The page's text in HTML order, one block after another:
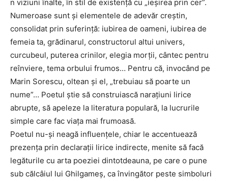
n viziuni înalte, în stil de existență cu „ieșirea prin cer”.
Numeroase sunt și elementele de adevăr creștin,
consolidat prin suferință: iubirea de oameni, iubirea de
femeia ta, grădinarul, constructorul altui univers,
curcubeul, puterea crinilor, elegia morții, cântec pentru
reînviere, tema orbului frumos… Pentru că, invocând pe
Marin Sorescu, oltean și el, „trebuiau să poarte un
nume”… Poetul știe să construiască narațiuni lirice
abrupte, să apeleze la literatura populară, la lucrurile
simple care fac viața mai frumoasă.
Poetul nu-și neagă influențele, chiar le accentuează
prezența prin declarații lirice indirecte, menite să facă
legăturile cu arta poeziei dintotdeauna, pe care o pune
sub călcâiul lui Ghilgameș, ca învingător peste simboluri